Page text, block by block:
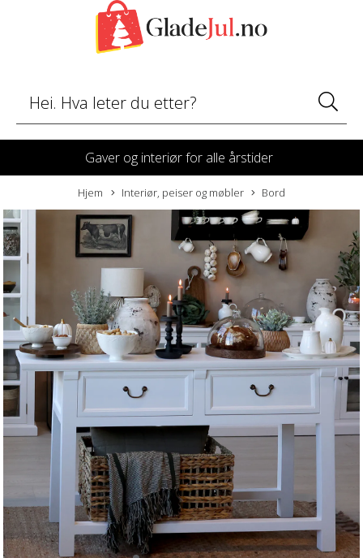
Gaver og interiør for alle årstider
Hjem Interiør, peiser og møbler Bord